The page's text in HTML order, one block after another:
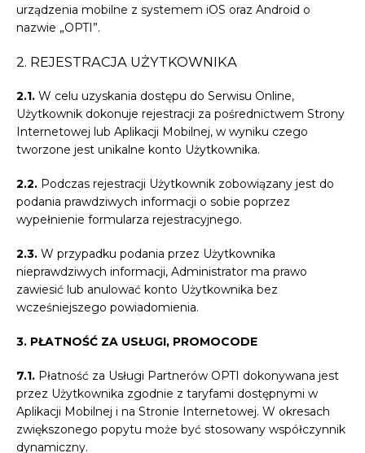
urządzenia mobilne z systemem iOS oraz Android o
nazwie „OPTI”.
2. REJESTRACJA UŻYTKOWNIKA
2.1. W celu uzyskania dostępu do Serwisu Online,
Użytkownik dokonuje rejestracji za pośrednictwem Strony
Internetowej lub Aplikacji Mobilnej, w wyniku czego
tworzone jest unikalne konto Użytkownika.
2.2. Podczas rejestracji Użytkownik zobowiązany jest do
podania prawdziwych informacji o sobie poprzez
wypełnienie formularza rejestracyjnego.
2.3. W przypadku podania przez Użytkownika
nieprawdziwych informacji, Administrator ma prawo
zawiesić lub anulować konto Użytkownika bez
wcześniejszego powiadomienia.
3. PŁATNOŚĆ ZA USŁUGI, PROMOCODE
7.1. Płatność za Usługi Partnerów OPTI dokonywana jest
przez Użytkownika zgodnie z taryfami dostępnymi w
Aplikacji Mobilnej i na Stronie Internetowej. W okresach
zwiększonego popytu może być stosowany współczynnik
dynamiczny.